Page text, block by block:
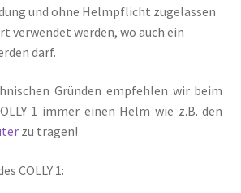
und ohne Helmpflicht zugelassen
verwendet werden, wo auch ein
darf.
Gründen empfehlen wir beim
1 immer einen Helm wie z.B. den
zu tragen!
COLLY 1: